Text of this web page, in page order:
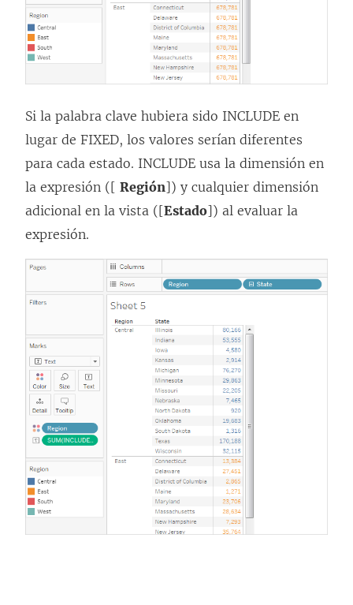
Si la palabra clave hubiera sido INCLUDE en
lugar de FIXED, los valores serían diferentes
para cada estado. INCLUDE usa la dimensión en
la expresión ([ Región]) y cualquier dimensión
adicional en la vista ([Estado]) al evaluar la
expresión.